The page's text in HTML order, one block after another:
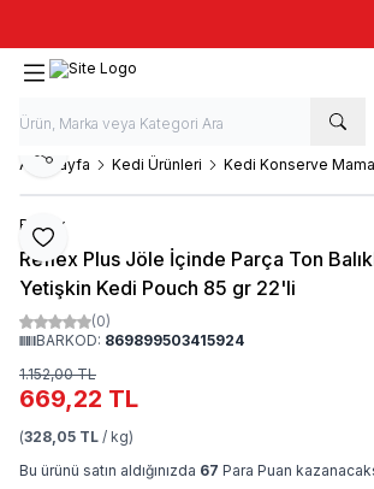
Ana Sayfa Kedi Ürünleri Kedi Konserve
Favoriye Ekle
Paylaş
Reflex
Reflex Plus Jöle İçinde Parça Ton
Yetişkin Kedi Pouch 85 gr 22'li
(0)
BARKOD: 869899503415924
1.152,00TL
669,22 TL
(328,05 TL / kg)
Bu ürünü satın aldığınızda 67 Para Puan